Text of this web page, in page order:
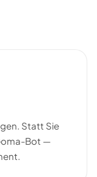
Statt Sie
Bot —